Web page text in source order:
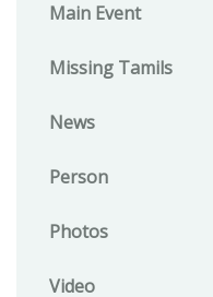
Main Event
Missing Tamils
News
Person
Photos
Video